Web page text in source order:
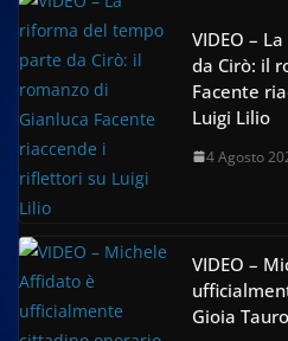
VIDEO –
da Cirò: il
Facente
Luigi Lilio
4 Agosto
VIDEO –
Gioia